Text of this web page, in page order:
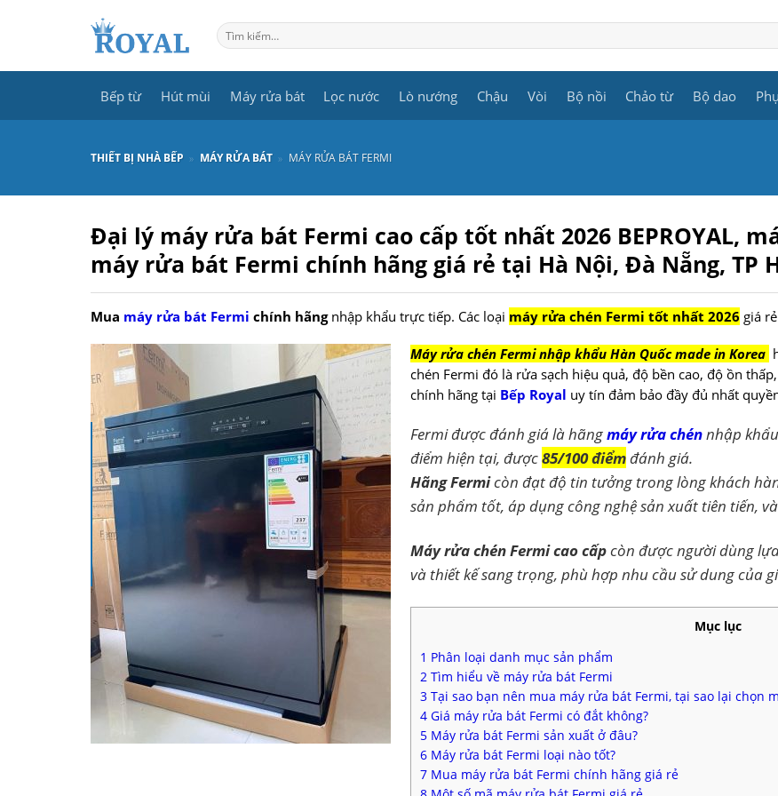
Tìm
kiếm:
Bếp từ Hút mùi Máy rửa bát Lọc nước Lò nướng Chậu Vòi Bộ nồi Chảo từ Bộ dao
THIẾT BỊ NHÀ BẾP » MÁY RỬA BÁT » MÁY RỬA BÁT FERMI
Đại lý máy rửa bát Fermi cao cấp tốt nhất 2026 BEPROYAL,
máy rửa bát Fermi chính hãng giá rẻ tại Hà Nội, Đà Nẵng, TP
Mua máy rửa bát Fermi chính hãngnhập khẩu trực tiếp. Các loại máy rửa chén Fermi tốt nhất 2026 giá
Máy rửa chén Fermi nhập khẩu Hàn Quốc made in Korea
chén Fermi đó là rửa sạch hiệu quả, độ bền cao, độ ồn
chính hãng tại Bếp Royal uy tín đảm bảo đầy đủ nhất
Fermi được đánh giá là hãngmáy rửa chénnhập
điểm hiện tại, được85/100 điểmđánh giá.
Hãng Fermicòn đạt độ tin tưởng trong lòng khách
sản phẩm tốt, áp dụng công nghệ sản xuất tiên tiến,
Máy rửa chén Fermi cao cấpcòn được người dùng
và thiết kế sang trọng, phù hợp nhu cầu sử dung của
Mục lục
1 Phân loại danh mục sản phẩm
2Tìm hiểu về máy rửa bát Fermi
3Tại sao bạn nên mua máy rửa bát Fermi, tại sao lại chọn
4Giá máy rửa bát Fermi có đắt không?
5Máy rửa bát Fermi sản xuất ở đâu?
6Máy rửa bát Fermi loại nào tốt?
7Mua máy rửa bát Fermi chính hãng giá rẻ